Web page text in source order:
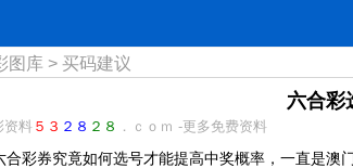
图库 >买码建议
六合彩
资料 ５３ ２８ ２８ ．ｃｏｍ -更多免费资料
合彩券究竟如何选号才能提高中奖概率，一直是澳